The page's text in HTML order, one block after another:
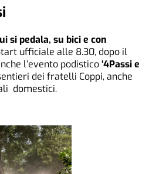
si pedala, su bici e con
ufficiale alle 8.30, dopo il
l’evento podistico‘4Passi e
dei fratelli Coppi, anche
domestici.